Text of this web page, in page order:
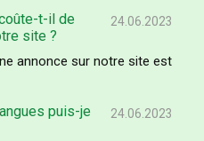
24.06.2023
t-il de
site ?
annonce sur notre site est
24.06.2023
puis-je